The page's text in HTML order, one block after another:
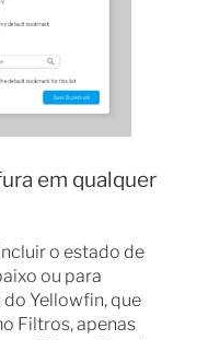
em qualquer
o estado de
ou para
Yellowfin, que
Filtros, apenas